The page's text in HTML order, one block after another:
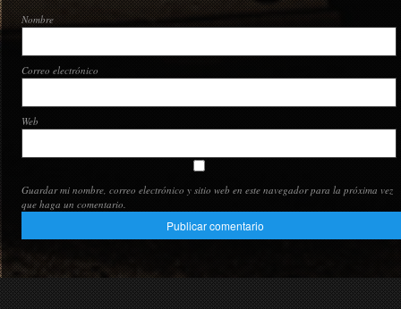
Nombre
Correo electrónico
Web
Guardar mi nombre, correo electrónico y sitio web en este navegador para la próxima vez
que haga un comentario.